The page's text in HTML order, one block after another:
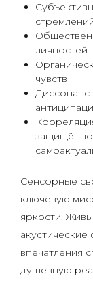
личностей
чувств
Сенсорные
ключевую
яркости.
акустические
впечатления
душевную